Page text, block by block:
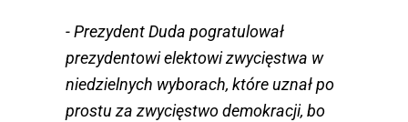
- Prezydent Duda pogratulował
prezydentowi elektowi zwycięstwa w
niedzielnych wyborach, które uznał po
prostu za zwycięstwo demokracji, bo